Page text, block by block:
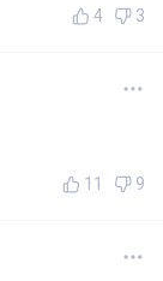
4 3
11 9